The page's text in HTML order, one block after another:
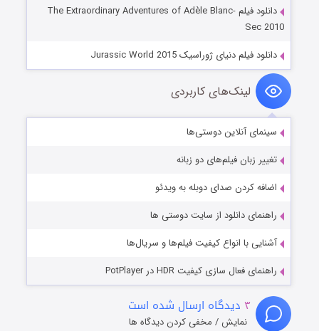
دانلود فیلم The Extraordinary Adventures of Adèle Blanc-
Sec 2010
دانلود فیلم دنیای ژوراسیک Jurassic World 2015
لینک‌های کاربردی
سینمای آنلاین دوستی‌ها
تغییر زبان فیلم‌های دو زبانه
اضافه کردن صدای دوبله به ویدئو
راهنمای دانلود از سایت دوستی ها
آشنایی با انواع کیفیت فیلم‌ها و سریال‌ها
راهنمای فعال سازی کیفیت HDR در PotPlayer
۳ دیدگاه ارسال شده است
نمایش / مخفی کردن دیدگاه ها